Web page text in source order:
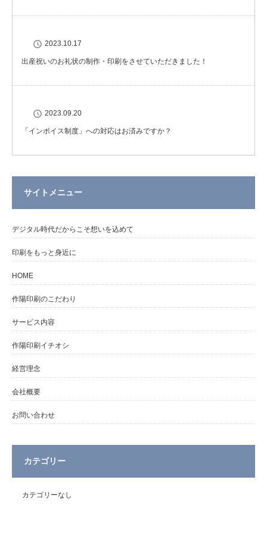
2023.10.17
出産祝いのお礼状の制作・印刷をさせていただきました！
2023.09.20
「インボイス制度」への対応はお済みですか？
サイトメニュー
デジタル時代だからこそ想いを込めて
印刷をもっと身近に
HOME
作陽印刷のこだわり
サービス内容
作陽印刷イチオシ
経営理念
会社概要
お問い合わせ
カテゴリー
カテゴリーなし